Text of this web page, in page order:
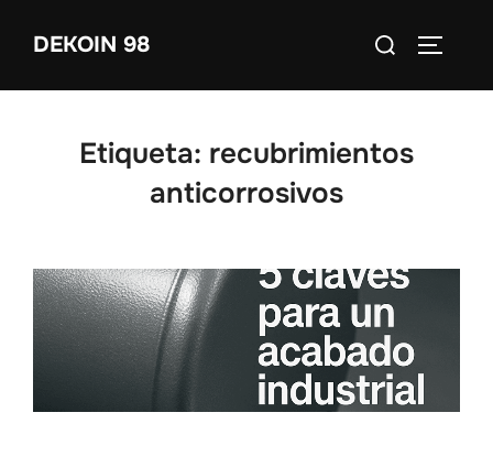
DEKOIN 98 Buscar:
Etiqueta: recubrimientos
anticorrosivos